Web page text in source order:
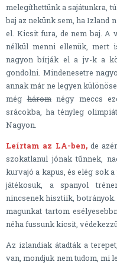
melegíthettünk a sajátunkra,
baj az nekünk sem, ha Izland
el. Kicsit fura, de nem baj. A
nélkül menni ellenük, mert
nagyon bírják el a jv-k a
gondolni. Mindenesetre
annak már ne legyen
mégháromnégy meccs
srácokba, ha tényleg
Nagyon.
Leírtam az LA-ben, de
szokatlanul jónak tűnnek,
kurvajó a kapus, és elég sok
játékosuk, a spanyol
nincsenek hisztiik,
magunkat tartom
néha fussunk kicsit,
Az izlandiak átadták a
van, mondjuk nem tudom, mi